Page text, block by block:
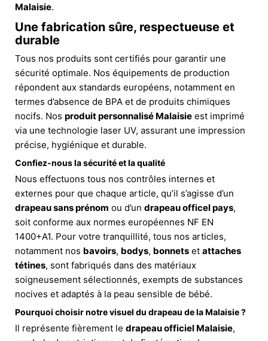
Malaisie.
Une fabrication sûre, respectueuse et
durable
Tous nos produits sont certifiés pour garantir une
sécurité optimale. Nos équipements de production
répondent aux standards européens, notamment en
termes d’absence de BPA et de produits chimiques
nocifs. Nos produit personnalisé Malaisie est imprimé
via une technologie laser UV, assurant une impression
précise, hygiénique et durable.
Confiez-nous la sécurité et la qualité
Nous effectuons tous nos contrôles internes et
externes pour que chaque article, qu’il s’agisse d’un
drapeau sans prénom ou d’un drapeau officel pays,
soit conforme aux normes européennes NF EN
1400+A1. Pour votre tranquillité, tous nos articles,
notamment nos bavoirs, bodys, bonnets et attaches
tétines, sont fabriqués dans des matériaux
soigneusement sélectionnés, exempts de substances
nocives et adaptés à la peau sensible de bébé.
Pourquoi choisir notre visuel du drapeau de la Malaisie ?
Il représente fièrement le drapeau officiel Malaisie,